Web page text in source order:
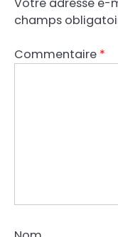
champs
Commentaire *